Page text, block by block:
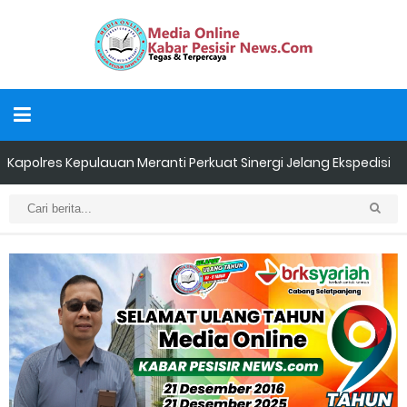
Kapolres Kepulauan Meranti Perkuat Sinergi Jelang Ekspedisi
Teluk Belitung Bagaikan Kota Mati Disaat Listrik Diberlakukan
Pemadaman Secara Bergilir, Mesin 600 kW Diharapkan Jadi
Solusi.
F-PETIR Desak Pemkab Lingga Segera Buka Solusi Tambang